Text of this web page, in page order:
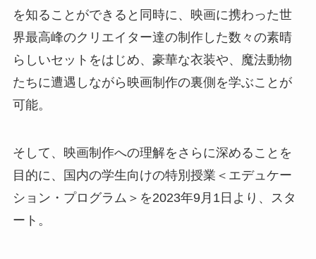
を知ることができると同時に、映画に携わった世
界最高峰のクリエイター達の制作した数々の素晴
らしいセットをはじめ、豪華な衣装や、魔法動物
たちに遭遇しながら映画制作の裏側を学ぶことが
可能。
そして、映画制作への理解をさらに深めることを
目的に、国内の学生向けの特別授業＜エデュケー
ション・プログラム＞を2023年9月1日より、スタ
ート。